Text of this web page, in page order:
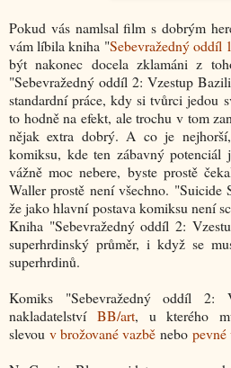
Pokud vás namlsal film s dobrým
vám líbila kniha "Sebevražedný oddíl
být nakonec docela zklamáni z
"Sebevražedný oddíl 2: Vzestup
standardní práce, kdy si tvůrci jedou
to hodně na efekt, ale trochu v tom
nějak extra dobrý. A co je
komiksu, kde ten zábavný
vážně moc nebere, byste prostě
Waller prostě není všechno. "Suicide
že jako hlavní postava komiksu není
Kniha "Sebevražedný oddíl 2:
superhrdinský průměr, i když se
superhrdinů.
Komiks "Sebevražedný oddíl 2:
nakladatelstvíBB/art, u kterého
slevou v brožované vazbě nebo pevné